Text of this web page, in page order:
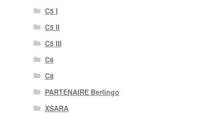
C5 I
C5 II
C5 III
C6
C8
PARTENAIRE Berlingo
XSARA